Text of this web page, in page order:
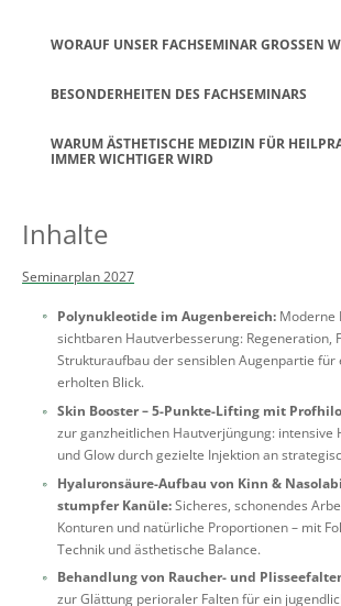
WORAUF UNSER FACHSEMINAR GROSSEN
BESONDERHEITEN DES FACHSEMINARS
WARUM ÄSTHETISCHE MEDIZIN FÜR
IMMER WICHTIGER WIRD
Inhalte
Seminarplan 2027
Polynukleotide im Augenbereich: Moderne
sichtbaren Hautverbesserung: Regeneration,
Strukturaufbau der sensiblen Augenpartie für
erholten Blick.
Skin Booster – 5-Punkte-Lifting mit
zur ganzheitlichen Hautverjüngung: intensive
und Glow durch gezielte Injektion an
Hyaluronsäure-Aufbau von Kinn &
stumpfer Kanüle:Sicheres, schonendes
Konturen und natürliche Proportionen – mit
Technik und ästhetische Balance.
Behandlung von Raucher- und
zur Glättung perioraler Falten für ein